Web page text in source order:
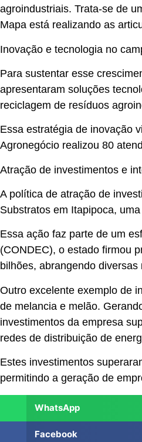
agroindustriais. Trata-se de
Mapa está realizando as
Inovação e tecnologia no
Para sustentar esse
apresentaram soluções
reciclagem de resíduos
Essa estratégia de inovação
Agronegócio realizou 80
Atração de investimentos e
A política de atração de
Substratos em Itapipoca,
Essa ação faz parte de um
(CONDEC), o estado firmou
bilhões, abrangendo
Outro excelente exemplo de
de melancia e melão.
investimentos da empresa
redes de distribuição de
Estes investimentos
permitindo a geração de
WhatsApp
Facebook